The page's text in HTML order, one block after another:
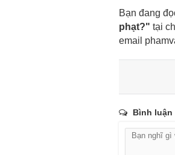
Bạn đang
phạt?" tại
email
Bình luận